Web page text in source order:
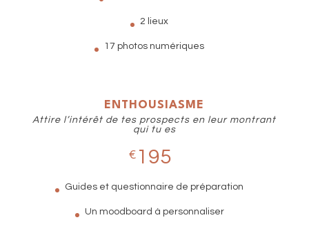
2 lieux
17 photos numériques
ENTHOUSIASME
Attire l’intérêt de tes prospects en leur montrant
qui tu es
€ 195
Guides et questionnaire de préparation
Un moodboard à personnaliser